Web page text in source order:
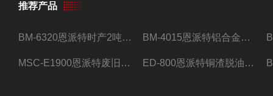
推荐产品
BM-6320恩派特时产2吨合金钢屑压饼机 BM-4015恩派特铝合金屑压饼机 脱油效果好
MSC-E1900恩派特废旧锂电池极片破碎处理设备 ED-800恩派特铜渣脱油机废铜屑铝屑甩油机